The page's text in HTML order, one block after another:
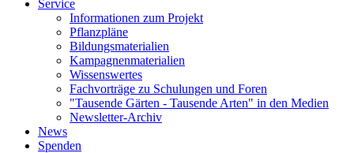
Service
Informationen zum Projekt
Pflanzpläne
Bildungsmaterialien
Kampagnenmaterialien
Wissenswertes
Fachvorträge zu Schulungen und Foren
"Tausende Gärten - Tausende Arten" in den Medien
Newsletter-Archiv
News
Spenden